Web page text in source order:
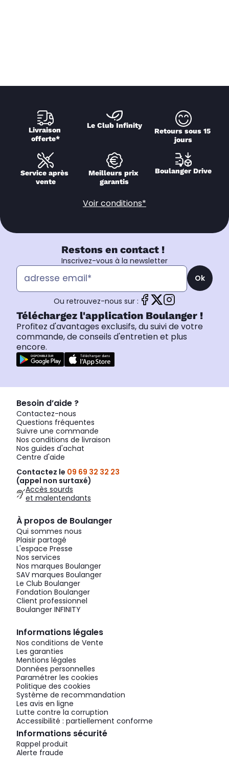
Livraison
offerte*
Le Club Infinity
Retours sous 15
jours
Service après
vente
Meilleurs prix
garantis
Boulanger Drive
Voir conditions*
Restons en contact !
Inscrivez-vous à la newsletter
Ok
Ou retrouvez-nous sur :
Téléchargez l'application Boulanger !
Profitez d'avantages exclusifs, du suivi de votre
commande, de conseils d'entretien et plus
encore.
Besoin d’aide ?
Contactez-nous
Questions fréquentes
Suivre une commande
Nos conditions de livraison
Nos guides d'achat
Centre d'aide
Contactez le 09 69 32 32 23
(appel non surtaxé)
Accès sourds
et malentendants
À propos de Boulanger
Qui sommes nous
Plaisir partagé
L'espace Presse
Nos services
Nos marques Boulanger
SAV marques Boulanger
Le Club Boulanger
Fondation Boulanger
Client professionnel
Boulanger INFINITY
Informations légales
Nos conditions de Vente
Les garanties
Mentions légales
Données personnelles
Paramétrer les cookies
Politique des cookies
Système de recommandation
Les avis en ligne
Lutte contre la corruption
Accessibilité : partiellement conforme
Informations sécurité
Rappel produit
Alerte fraude